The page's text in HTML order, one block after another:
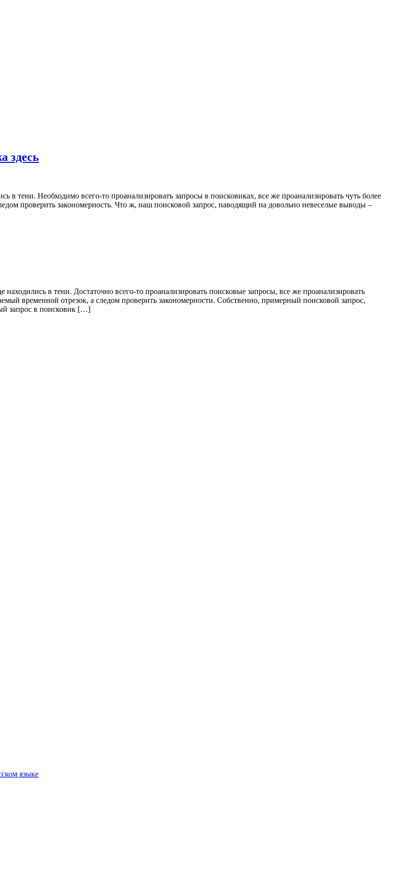
здесь
в тени. Необходимо всего-то проанализировать запросы в поисковиках, все же проанализировать чуть более
проверить закономерность. Что ж, наш поисковой запрос, наводящий на довольно невеселые выводы –
в тени. Достаточно всего-то проанализировать поисковые запросы, все же проанализировать
временной отрезок, а следом проверить закономерности. Собственно, примерный поисковой запрос,
запрос в поисковик […]
языке